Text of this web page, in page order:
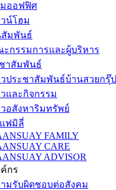
ออฟฟิศ
น์โฮม
มพันธ์
กรรมการและผู้บริหาร
าสัมพันธ์
ประชาสัมพันธ์บ้านสวยกรุ๊ป
และกิจกรรม
อสังหาริมทรัพย์
ฟมิลี่
FAMILY
CARE
ADVISOR
กร
มรับผิดชอบต่อสังคม